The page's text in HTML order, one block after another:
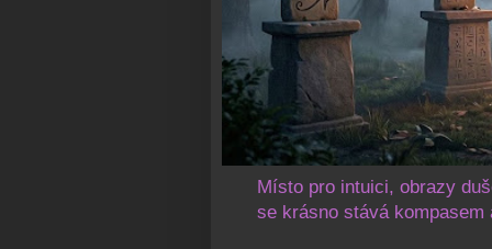
Místo pro intuici, obrazy
se krásno stává